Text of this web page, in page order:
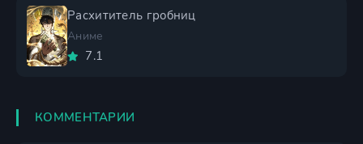
Расхититель гробниц
Аниме
7.1
КОММЕНТАРИИ